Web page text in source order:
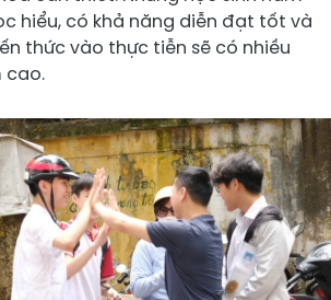
hiểu, có khả năng diễn đạt tốt và
thức vào thực tiễn sẽ có nhiều
cao.